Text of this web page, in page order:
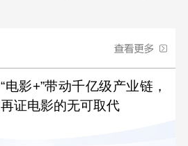
“电影+”带动千亿级产业链，
再证电影的无可取代